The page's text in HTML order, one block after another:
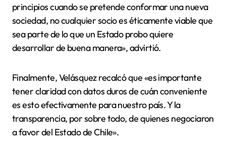
principios cuando se pretende conformar una nueva
sociedad, no cualquier socio es éticamente viable que
sea parte de lo que un Estado probo quiere
desarrollar de buena manera», advirtió.
Finalmente, Velásquez recalcó que «es importante
tener claridad con datos duros de cuán conveniente
es esto efectivamente para nuestro país. Y la
transparencia, por sobre todo, de quienes negociaron
a favor del Estado de Chile».